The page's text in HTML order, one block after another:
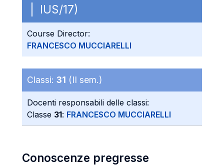
| IUS/17)
Course Director:
FRANCESCO MUCCIARELLI
Classi: 31 (II sem.)
Docenti responsabili delle classi:
Classe 31: FRANCESCO MUCCIARELLI
Conoscenze pregresse